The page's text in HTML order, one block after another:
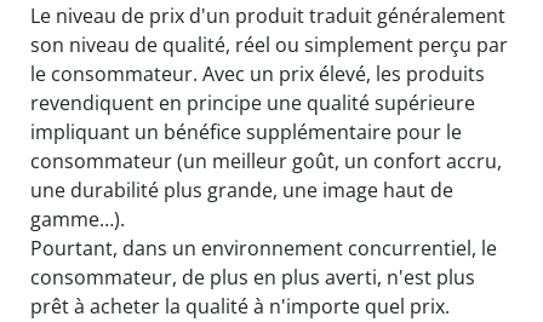
Le niveau de prix d'un produit traduit généralement
son niveau de qualité, réel ou simplement perçu par
le consommateur. Avec un prix élevé, les produits
revendiquent en principe une qualité supérieure
impliquant un bénéfice supplémentaire pour le
consommateur (un meilleur goût, un confort accru,
une durabilité plus grande, une image haut de
gamme…).
Pourtant, dans un environnement concurrentiel, le
consommateur, de plus en plus averti, n'est plus
prêt à acheter la qualité à n'importe quel prix.